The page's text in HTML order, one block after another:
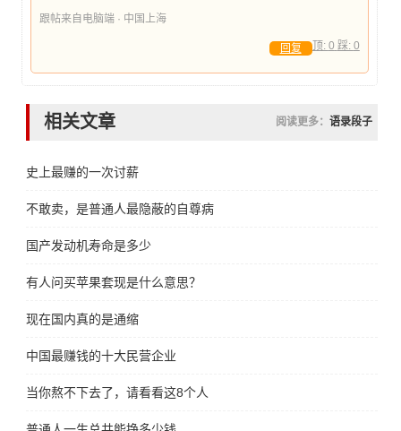
跟帖来自电脑端 · 中国上海
顶: 0 踩: 0
回复
相关文章 阅读更多： 语录段子
史上最赚的一次讨薪
不敢卖，是普通人最隐蔽的自尊病
国产发动机寿命是多少
有人问买苹果套现是什么意思？
现在国内真的是通缩
中国最赚钱的十大民营企业
当你熬不下去了，请看看这8个人